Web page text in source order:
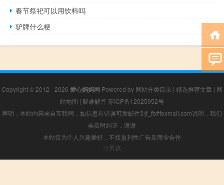
春节祭祀可以用饮料吗
驴牌什么梗
Copyright © 2012 - 2026 爱心妈妈网 Powered by 网站分类目录 | 精选推荐文章 | 网
站地图 | 疑难解答 苏ICP备12025952号
声明：本站内容来自互联网，如信息有错误可发邮件到f_fb#foxmail.com说明，我们
会及时纠正，谢谢
本站仅为个人兴趣爱好，不接盈利性广告及商业合作
小男孩